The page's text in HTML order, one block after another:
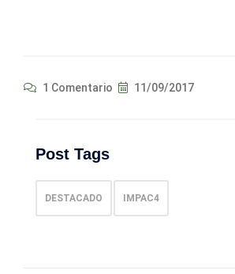
1 Comentario 11/09/2017
Post Tags
DESTACADO IMPAC4